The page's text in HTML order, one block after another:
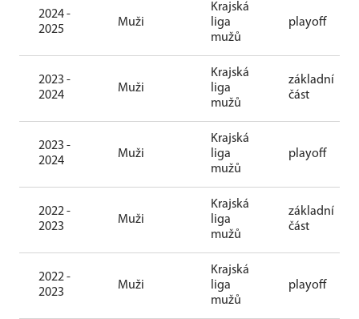
2024 -
2025
Muži
Krajská
liga
mužů
playoff
2023 -
2024
Muži
Krajská
liga
mužů
základní
část
2023 -
2024
Muži
Krajská
liga
mužů
playoff
2022 -
2023
Muži
Krajská
liga
mužů
základní
část
2022 -
2023
Muži
Krajská
liga
mužů
playoff